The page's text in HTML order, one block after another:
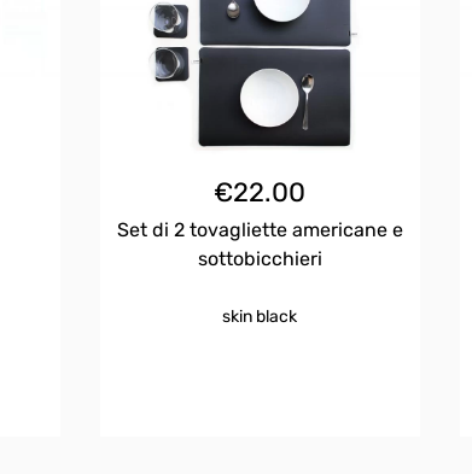
€22.00
Set di 2 tovagliette americane e
sottobicchieri
skin black